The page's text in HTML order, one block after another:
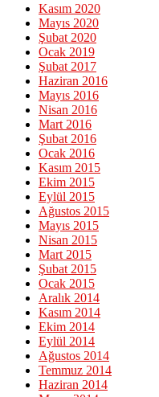
Kasım 2020
Mayıs 2020
Şubat 2020
Ocak 2019
Şubat 2017
Haziran 2016
Mayıs 2016
Nisan 2016
Mart 2016
Şubat 2016
Ocak 2016
Kasım 2015
Ekim 2015
Eylül 2015
Ağustos 2015
Mayıs 2015
Nisan 2015
Mart 2015
Şubat 2015
Ocak 2015
Aralık 2014
Kasım 2014
Ekim 2014
Eylül 2014
Ağustos 2014
Temmuz 2014
Haziran 2014